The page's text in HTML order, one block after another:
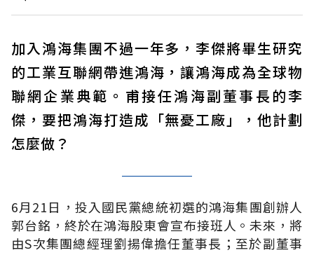
加入鴻海集團不過一年多，李傑將畢生研究
的工業互聯網帶進鴻海，讓鴻海成為全球物
聯網企業典範。甫接任鴻海副董事長的李
傑，要把鴻海打造成「無憂工廠」，他計劃
怎麼做？
6月21日，投入國民黨總統初選的鴻海集團創辦人
郭台銘，終於在鴻海股東會宣布接班人。未來，將
由S次集團總經理劉揚偉擔任董事長；至於副董事